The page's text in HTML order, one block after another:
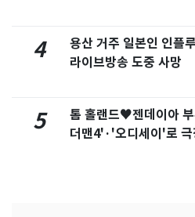
4
용산 거주 일본인 인플
라이브방송 도중 사망
5
톰 홀랜드♥젠데이아
더맨4'·'오디세이'로 극